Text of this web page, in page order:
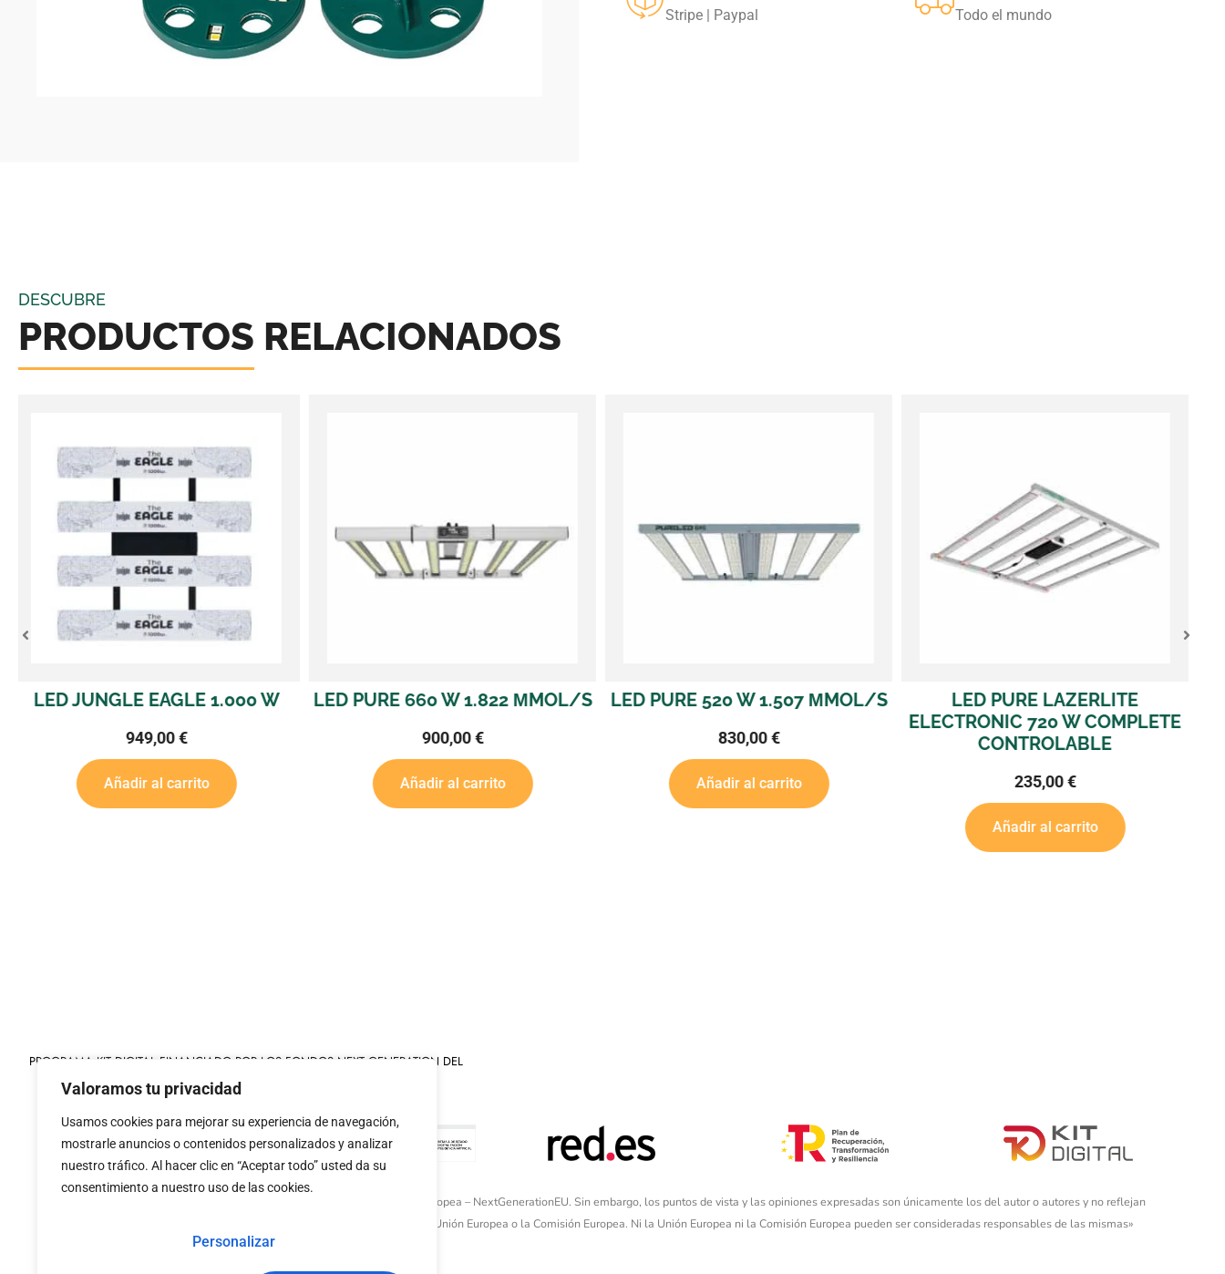
Valoramos tu privacidad
Usamos cookies para mejorar su experiencia de navegación,
mostrarle anuncios o contenidos personalizados y analizar
nuestro tráfico. Al hacer clic en “Aceptar todo” usted da su
consentimiento a nuestro uso de las cookies.
Personalizar
Stripe | Paypal Todo el mundo
DESCUBRE
PRODUCTOS RELACIONADOS
LED PURE 660 W 1.822 ΜMOL/S
900,00€
Añadir al carrito
LED PURE 520 W 1.507 ΜMOL/S
830,00€
Añadir al carrito
LED PURE LAZERLITE
CONTROLABLE
235,00€
.LED LUMII BLACK 720 W
ELECTRONIC SIN BALASTRO
1.870 ΜMOL/S
345,00€
Añadir al carrito
PROGRAMA KIT DIGITAL FINANCIADO POR LOS FONDOS NEXT GENERATION DEL
MECANISMO DE RECUPERACIÓN Y RESILIENCIA
«financiado por la
«Financiado por la Unión Europea – NextGenerationEU. Sin embargo, los puntos de vista y las opiniones expresadas son únicamente los del autor o autores y no reflejan
necesariamente los de la Unión Europea o la Comisión Europea. Ni la Unión Europea ni la Comisión Europea pueden ser consideradas responsables de las mismas»